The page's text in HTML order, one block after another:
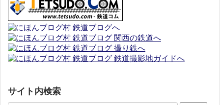
サイト内検索